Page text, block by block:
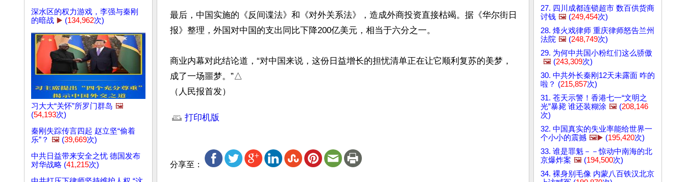
深水区的权力游戏，李强与秦刚
的暗战 ▶️ (134,962次)
习大大“关怀”所罗门群岛 🖼️
(54,193次)
秦刚失踪传言四起 赵立坚“偷着
乐”？ 🖼️ (39,669次)
中共日益带来安全之忧 德国发布
对华战略 (41,215次)
最后，中国实施的《反间谍法》和《对外关系法》，造成外商投资直接枯竭。据《华尔街日
报》整理，外国对中国的支出同比下降200亿美元，相当于六分之一。
商业内幕对此结论道，“对中国来说，这份日益增长的担忧清单正在让它顺利复苏的美梦，
成了一场噩梦。”△
（人民报首发）
打印机版
分享至：
27. 四川成都连锁超市 数百供货商
讨钱 🖼️ (249,454次)
28. 烽火戏律师 重庆律师怒告兰州
法院 🖼️ (248,749次)
29. 为何中共国小粉红们这么骄傲
🖼️ (243,309次)
30. 中共外长秦刚12天未露面 咋的
啦？ (215,857次)
31. 苍天示警！香港七一“文明之
光”暴毙 谁还装糊涂 🖼️ (208,146
次)
32. 中国真实的失业率能给世界一
个小小的震撼 🖼️▶️ (195,420次)
33. 谁是罪魁－－惊动中南海的北
京爆炸案 🖼️ (194,500次)
34. 裸身别毛像 内蒙八百铁汉北京